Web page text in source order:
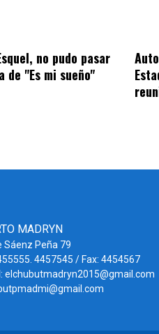
no pudo pasar
"Es mi sueño"
MADRYN
Sáenz Peña 79
4457545 / Fax: 4454567
elchubutmadryn2015@gmail.com